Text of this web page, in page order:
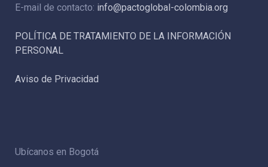
E-mail de contacto: info@pactoglobal-colombia.org
POLÍTICA DE TRATAMIENTO DE LA INFORMACIÓN
PERSONAL
Aviso de Privacidad
Ubícanos en Bogotá